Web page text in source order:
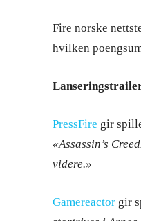
Fire norske
hvilken
PressFire gir
«Assassin’s
videre.»
Gamereactor gir